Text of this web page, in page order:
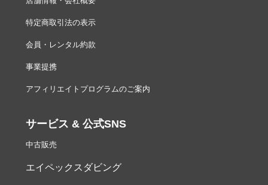
特定商取引法の表示
会員・レンタル約款
事業提携
アフィリエイトプログラムのご案内
サービス & 公式SNS
中古販売
エイペックスダビング